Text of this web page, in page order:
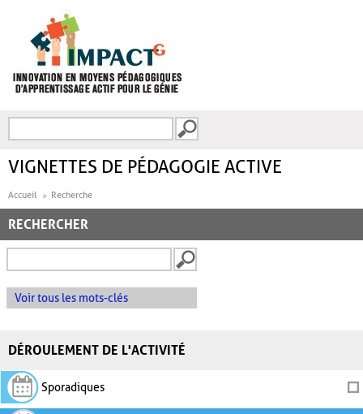
FORMULAIRE DE
VIGNETTES DE PÉDAGOGIE ACTIVE
Accueil Recherche
RECHERCHER
Voir tous les mots-clés
DÉROULEMENT DE L'ACTIVITÉ
Sporadiques